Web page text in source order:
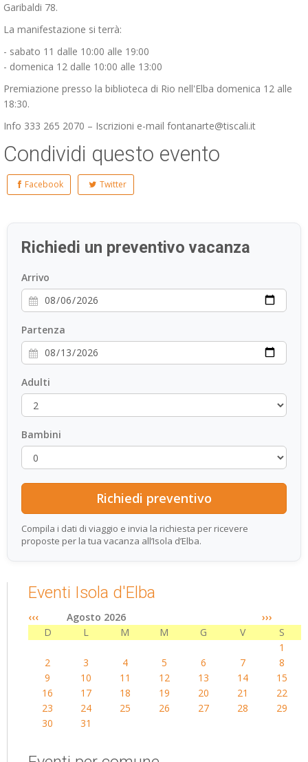
Garibaldi 78.
La manifestazione si terrà:
- sabato 11 dalle 10:00 alle 19:00
- domenica 12 dalle 10:00 alle 13:00
Premiazione presso la biblioteca di Rio nell'Elba domenica 12 alle
18:30.
Info 333 265 2070 – Iscrizioni e-mail fontanarte@tiscali.it
Condividi questo evento
Facebook Twitter
Richiedi un preventivo vacanza
Arrivo
Partenza
Adulti
Bambini
Compila i dati di viaggio e invia la richiesta per ricevere
proposte per la tua vacanza all’Isola d’Elba.
Eventi Isola d'Elba
‹‹‹ Agosto 2026
›››
D
L M M G V
S
1
2
3 4 5 6 7
8
9
10 11 12 13 14
15
16
17 18 19 20 21
22
23
24 25 26 27 28
29
30
31